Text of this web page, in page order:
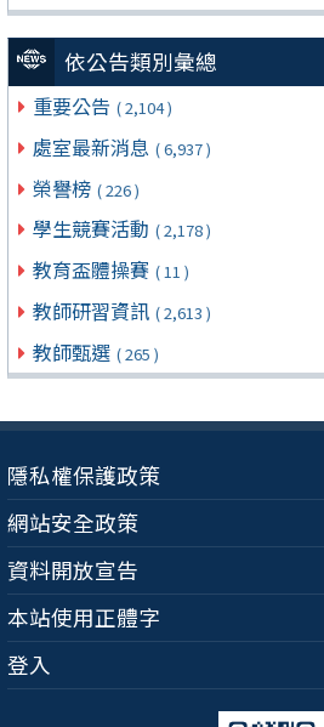
依公告類別彙總
重要公告 ( 2,104 )
處室最新消息 ( 6,937 )
榮譽榜 ( 226 )
學生競賽活動 ( 2,178 )
教育盃體操賽 ( 11 )
教師研習資訊 ( 2,613 )
教師甄選 ( 265 )
隱私權保護政策
網站安全政策
資料開放宣告
本站使用正體字
登入